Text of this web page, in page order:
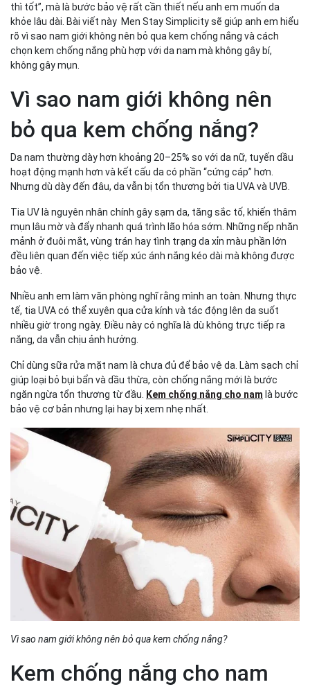
Simplicity
Vì sao da nam nên dùng kem chống nắng với công nghệ
hiện đại?
Kem chống nắng SPF 50 PA++++ ứng dụng công nghệ
Encapsulated Sunscreen
Kết luận – Kem chống nắng cho nam có nên dùng mỗi
ngày?
thì tốt”, mà là bước bảo vệ rất cần thiết nếu anh em muốn da
khỏe lâu dài. Bài viết này Men Stay Simplicity sẽ giúp anh em hiểu
rõ vì sao nam giới không nên bỏ qua kem chống nắng và cách
chọn kem chống nắng phù hợp với da nam mà không gây bí,
không gây mụn.
Vì sao nam giới không nên
bỏ qua kem chống nắng?
Da nam thường dày hơn khoảng 20–25% so với da nữ, tuyến dầu
hoạt động mạnh hơn và kết cấu da có phần “cứng cáp” hơn.
Nhưng dù dày đến đâu, da vẫn bị tổn thương bởi tia UVA và UVB.
Tia UV là nguyên nhân chính gây sạm da, tăng sắc tố, khiến thâm
mụn lâu mờ và đẩy nhanh quá trình lão hóa sớm. Những nếp nhăn
mảnh ở đuôi mắt, vùng trán hay tình trạng da xỉn màu phần lớn
đều liên quan đến việc tiếp xúc ánh nắng kéo dài mà không được
bảo vệ.
Nhiều anh em làm văn phòng nghĩ rằng mình an toàn. Nhưng thực
tế, tia UVA có thể xuyên qua cửa kính và tác động lên da suốt
nhiều giờ trong ngày. Điều này có nghĩa là dù không trực tiếp ra
nắng, da vẫn chịu ảnh hưởng.
Chỉ dùng sữa rửa mặt nam là chưa đủ để bảo vệ da. Làm sạch chỉ
giúp loại bỏ bụi bẩn và dầu thừa, còn chống nắng mới là bước
ngăn ngừa tổn thương từ đầu.
Kem chống nắng cho nam là bước
bảo vệ cơ bản nhưng lại hay bị xem nhẹ nhất.
Vì sao nam giới không nên bỏ qua kem chống nắng?
Kem chống nắng cho nam